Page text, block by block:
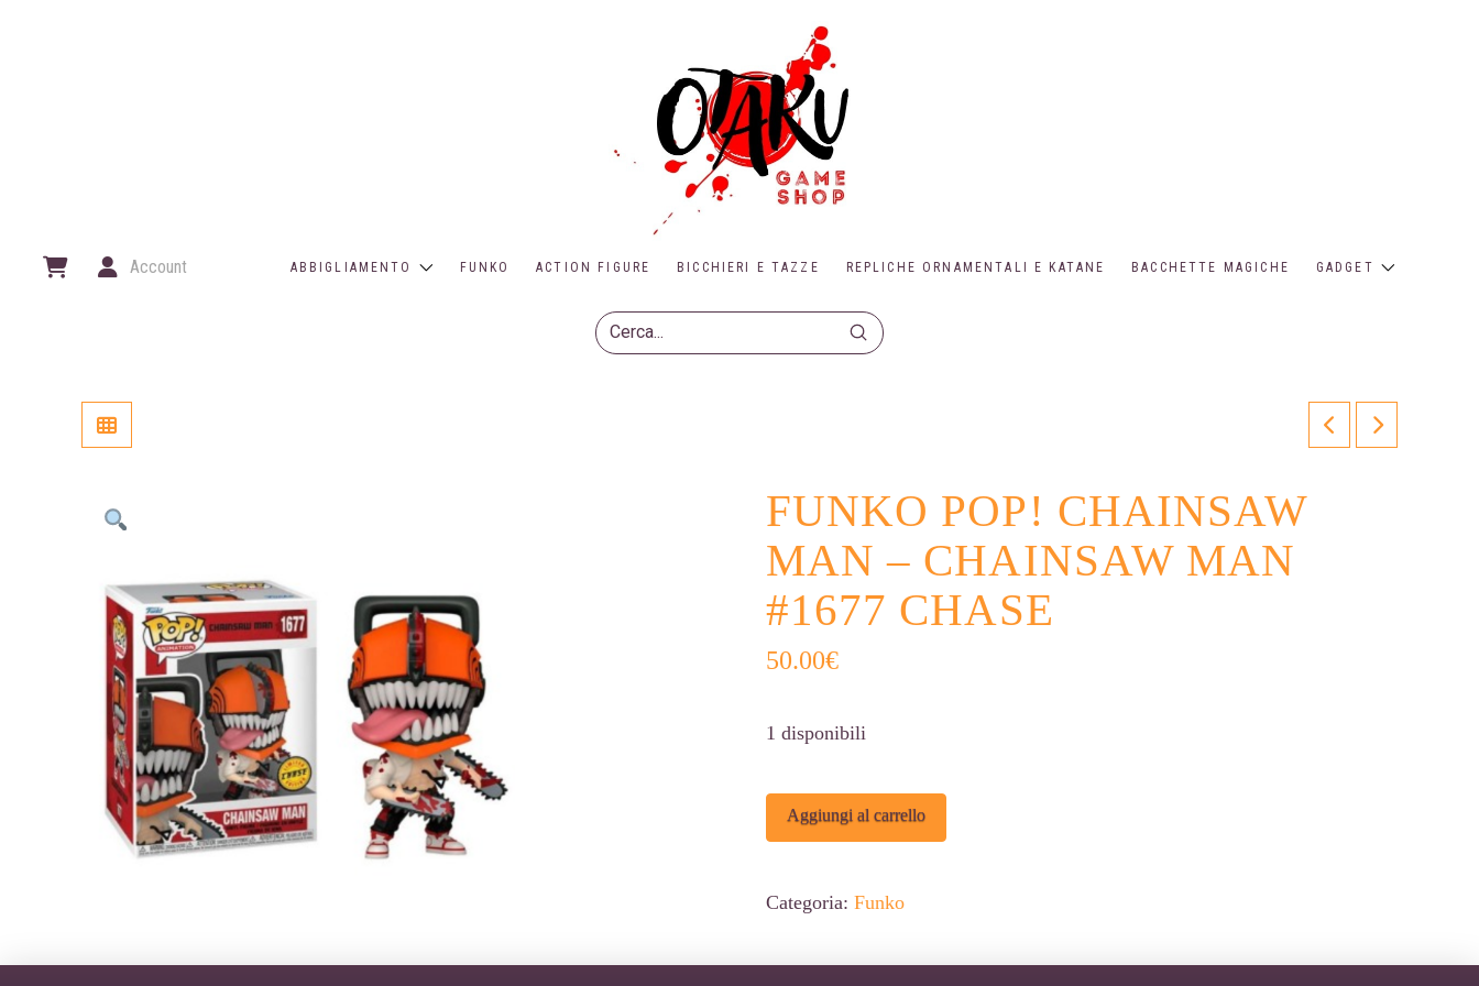
Account ABBIGLIAMENTO FUNKO ACTION FIGURE BICCHIERI E TAZZE REPLICHE ORNAMENTALI E KATANE BACCHETTE MAGICHE GADGET
Search
Submit
FUNKO POP! CHAINSAW
MAN – CHAINSAW MAN
#1677 CHASE
50.00€
1 disponibili
Funko
POP!
Man
Aggiungi al carrello
Categoria: Funko